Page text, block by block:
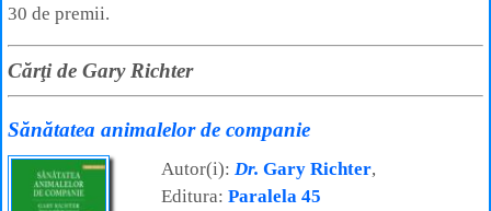
30 de premii.
Cărţi de Gary Richter
Sănătatea animalelor de companie
Autor(i): Dr. Gary Richter,
Editura: Paralela 45